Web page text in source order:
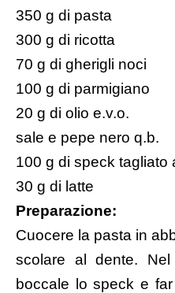
350 g di pasta
300 g di ricotta
70 g di gherigli noci
100 g di parmigiano
20 g di olio e.v.o.
sale e pepe nero q.b.
100 g di speck tagliato
30 g di latte
Preparazione:
Cuocere la pasta in
scolare al dente. Nel
boccale lo speck e